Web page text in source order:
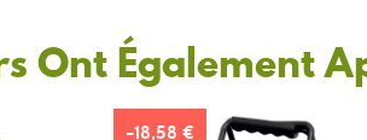
Ont Également
-18,58 €